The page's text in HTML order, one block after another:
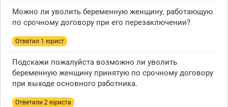
Можно ли уволить беременную женщину, работающую
по срочному договору при его перезаключении?
Ответил 1 юрист
Подскажи пожалуйста возможно ли уволить
беременную женщину принятую по срочному договору
при выходе основного работника.
Ответили 2 юристa